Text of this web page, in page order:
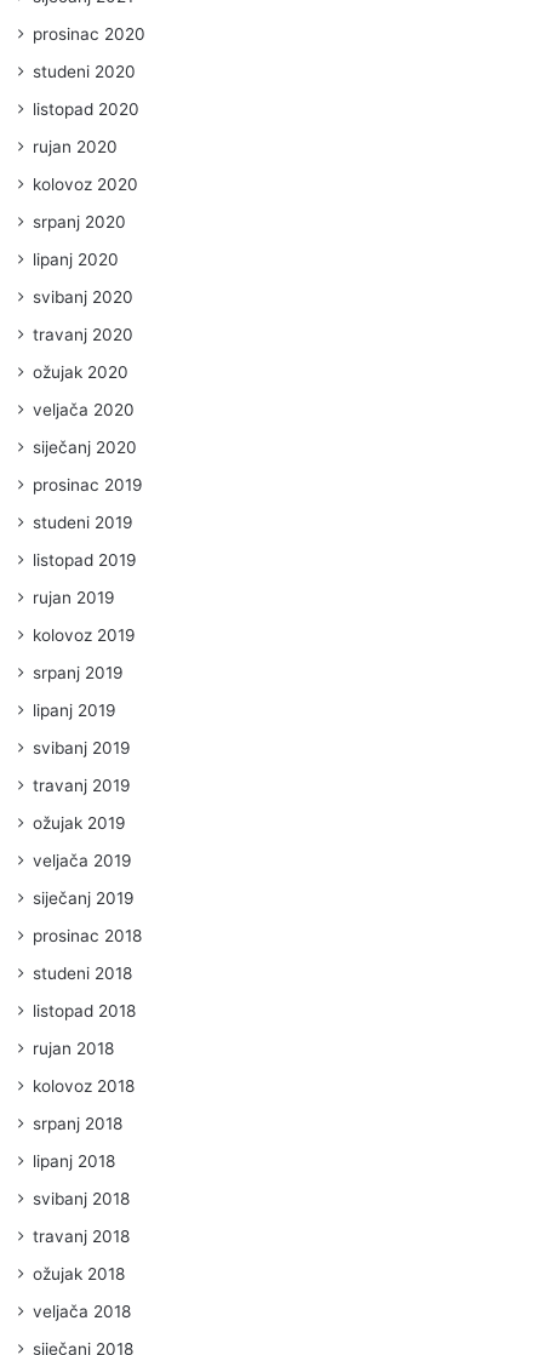
prosinac 2020
studeni 2020
listopad 2020
rujan 2020
kolovoz 2020
srpanj 2020
lipanj 2020
svibanj 2020
travanj 2020
ožujak 2020
veljača 2020
siječanj 2020
prosinac 2019
studeni 2019
listopad 2019
rujan 2019
kolovoz 2019
srpanj 2019
lipanj 2019
svibanj 2019
travanj 2019
ožujak 2019
veljača 2019
siječanj 2019
prosinac 2018
studeni 2018
listopad 2018
rujan 2018
kolovoz 2018
srpanj 2018
lipanj 2018
svibanj 2018
travanj 2018
ožujak 2018
veljača 2018
siječanj 2018